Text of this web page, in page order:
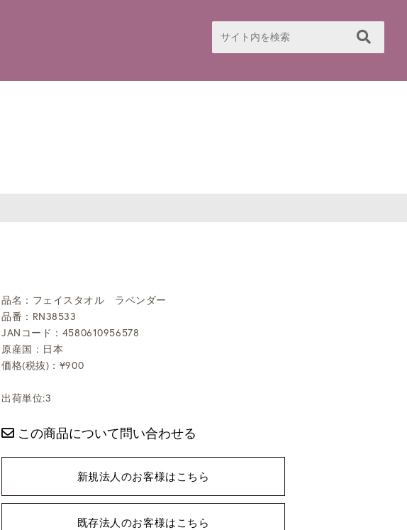
品名：フェイスタオル ラベンダー
品番：RN38533
JANコード：4580610956578
原産国：日本
価格(税抜)：¥900
出荷単位:3
この商品について問い合わせる
新規法人のお客様はこちら
既存法人のお客様はこちら